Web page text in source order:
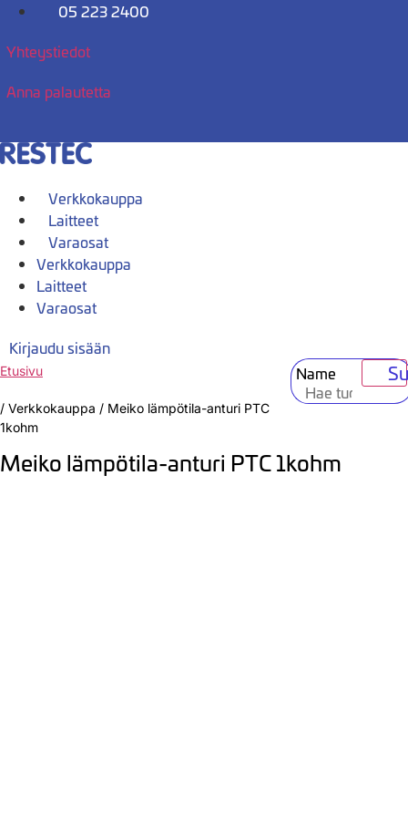
Mene
05 223 2400
Yhteystiedot
Anna palautetta
Verkkokauppa
Laitteet
Varaosat
Verkkokauppa
Laitteet
Varaosat
Kirjaudu sisään
Name
Etusivu
/ Verkkokauppa / Meiko lämpötila-anturi PTC
1kohm
Meiko lämpötila-anturi PTC 1kohm